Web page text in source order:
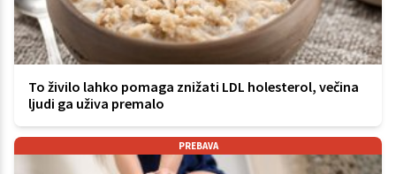
To živilo lahko pomaga znižati LDL holesterol, večina
ljudi ga uživa premalo
PREBAVA